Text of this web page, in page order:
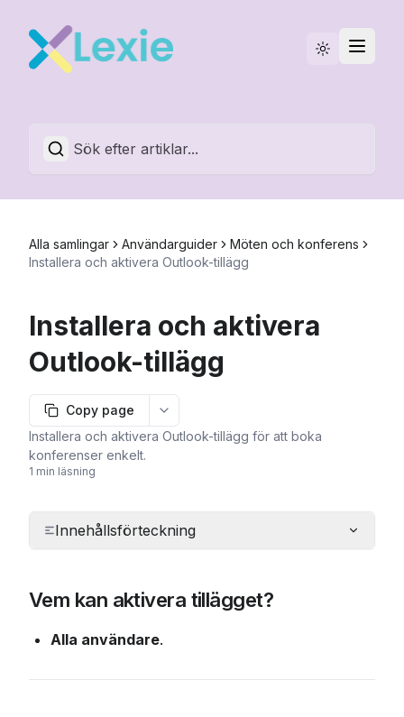
Svenska
Alla samlingar Användarguider
Möten och konferens
Installera och aktivera Outlook-tillägg
Installera och aktivera
Outlook-tillägg
Copy page
More options
Installera och aktivera Outlook-tillägg för att boka
konferenser enkelt.
1 min läsning
Innehållsförteckning
Vem kan aktivera tillägget?
Alla användare.